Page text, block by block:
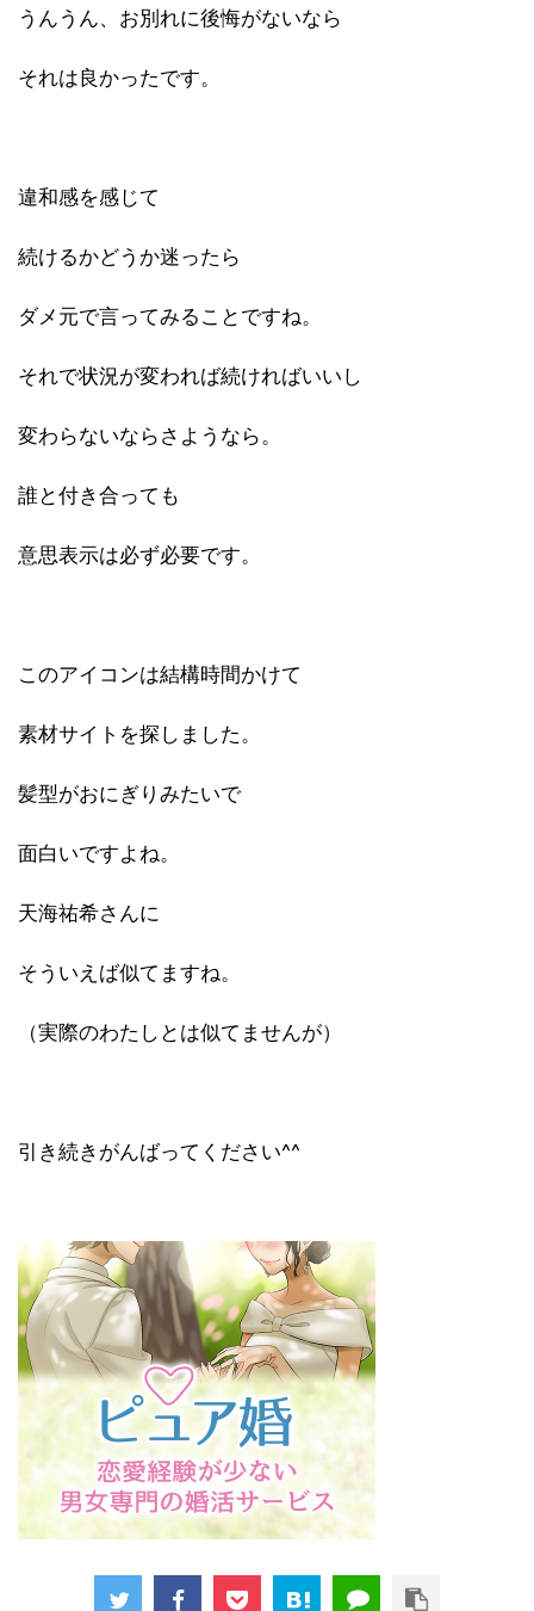
うんうん、お別れに後悔がないなら
それは良かったです。
違和感を感じて
続けるかどうか迷ったら
ダメ元で言ってみることですね。
それで状況が変われば続ければいいし
変わらないならさようなら。
誰と付き合っても
意思表示は必ず必要です。
このアイコンは結構時間かけて
素材サイトを探しました。
髪型がおにぎりみたいで
面白いですよね。
天海祐希さんに
そういえば似てますね。
（実際のわたしとは似てませんが）
引き続きがんばってください^^